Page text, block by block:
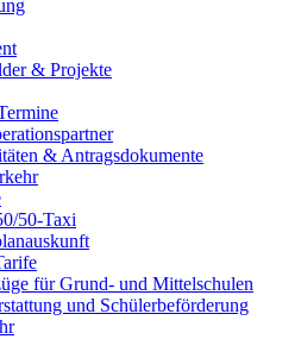
& Projekte
& Antragsdokumente
50-Taxi
für Grund- und Mittelschulen
und Schülerbeförderung